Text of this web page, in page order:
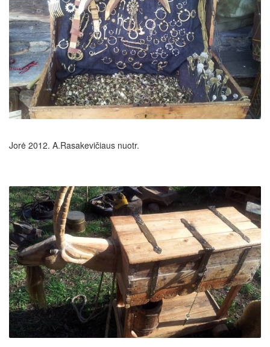
Jorė 2012. A.Rasakevičiaus nuotr.